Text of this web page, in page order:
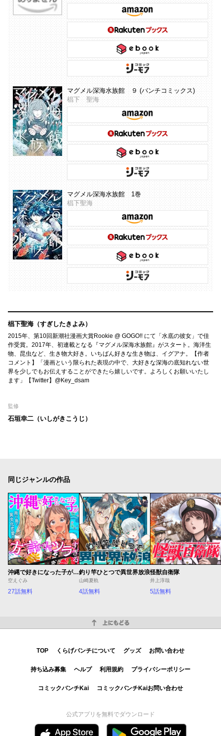
マグメル深海水族館 ９ (バンチコミックス)
椙下 聖海
マグメル深海水族館 1巻
椙下聖海
椙下聖海（すぎしたきよみ）
2015年、第10回新潮社漫画大賞Rookie @ GOGO!! にて「水底の彼女」で佳
作受賞。2017年、初連載となる『マグメル深海水族館』がスタート。海洋生
物、昆虫など、生き物大好き。いちばん好きな生き物は、イグアナ。【作者
コメント】「漫画という限られた表現の中で、大好きな深海の底知れない世
界を少しでもお伝えすることができたら嬉しいです。よろしくお願いいたし
ます」【Twitter】@Key_dsam
監修
石垣幸二（いしがきこうじ）
同じジャンルの作品
沖縄で好きになった子が方言すぎてツラすぎる
空えぐみ
27話無料
釣り竿ひとつで異世界放浪
山崎夏軌
4話無料
怪獣自衛隊
井上淳哉
5話無料
TOP くらげバンチについて グッズ お問い合わせ
持ち込み募集 ヘルプ 利用規約 プライバシーポリシー
コミックバンチKai コミックバンチKaiお問い合わせ
公式アプリを無料でダウンロード